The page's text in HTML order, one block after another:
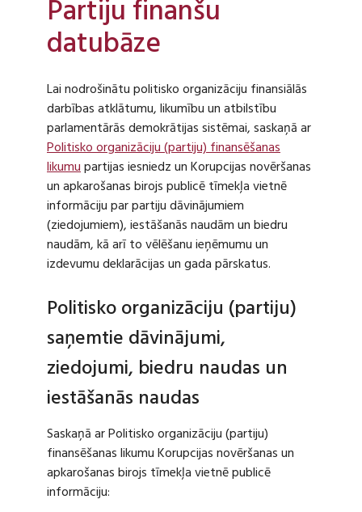
Partiju finanšu
datubāze
Lai nodrošinātu politisko organizāciju finansiālās
darbības atklātumu, likumību un atbilstību
parlamentārās demokrātijas sistēmai, saskaņā ar
Politisko organizāciju (partiju) finansēšanas
likumupartijas iesniedz un Korupcijas novēršanas
un apkarošanas birojs publicē tīmekļa vietnē
informāciju par partiju dāvinājumiem
(ziedojumiem), iestāšanās naudām un biedru
naudām, kā arī to vēlēšanu ieņēmumu un
izdevumu deklarācijas un gada pārskatus.
Politisko organizāciju (partiju)
saņemtie dāvinājumi,
ziedojumi, biedru naudas un
iestāšanās naudas
Saskaņā ar Politisko organizāciju (partiju)
finansēšanas likumu Korupcijas novēršanas un
apkarošanas birojs tīmekļa vietnē publicē
informāciju: